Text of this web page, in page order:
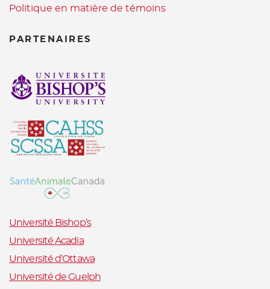
Politique en matière de témoins
PARTENAIRES
Université Bishop’s
Université Acadia
Université d’Ottawa
Université de Guelph